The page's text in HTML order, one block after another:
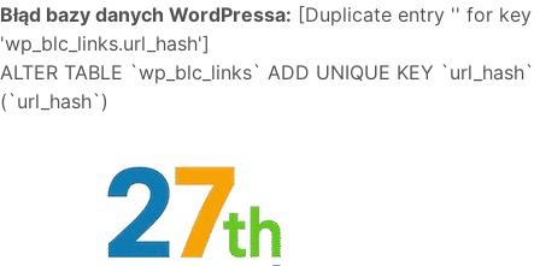
Błąd bazy danych WordPressa: [Duplicate entry '' for key
'wp_blc_links.url_hash']
ALTER TABLE `wp_blc_links` ADD UNIQUE KEY `url_hash`
(`url_hash`)